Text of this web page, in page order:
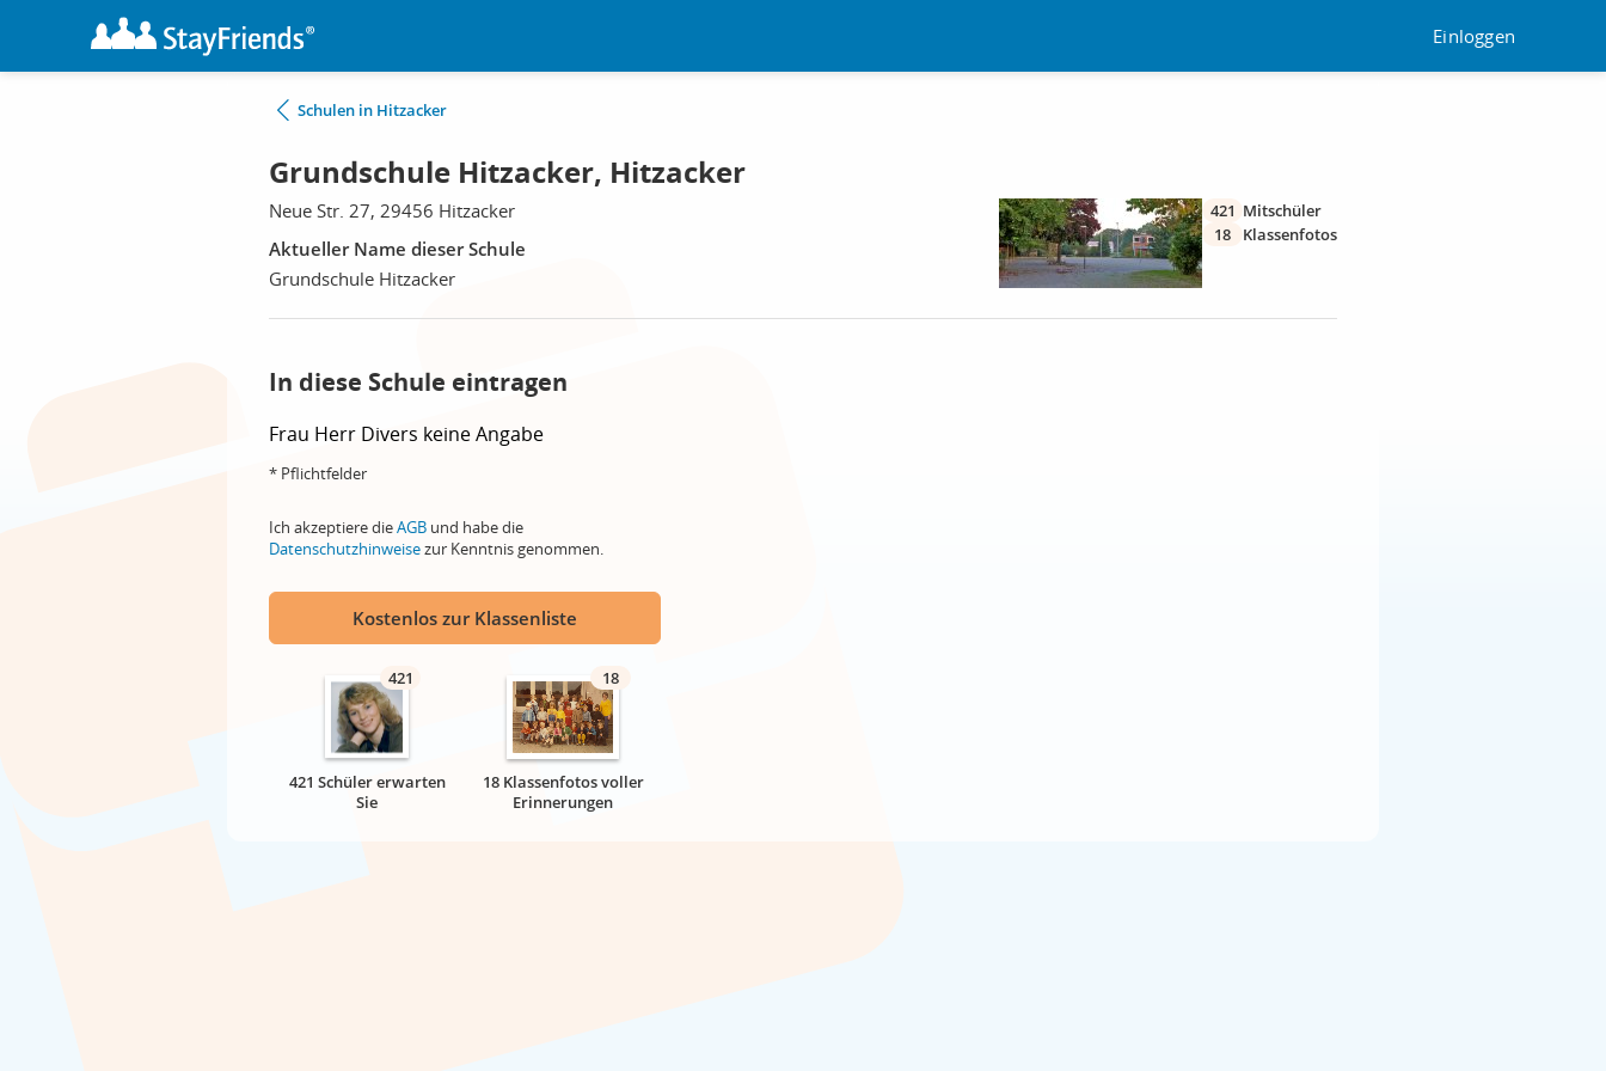
Einloggen
Schulen in Hitzacker
Grundschule Hitzacker, Hitzacker
Neue Str. 27, 29456 Hitzacker
Aktueller Name dieser Schule
Grundschule Hitzacker
421 Mitschüler
18
Klassenfotos
In diese Schule eintragen
Frau Herr Divers keine Angabe
* Pflichtfelder
Ich akzeptiere dieAGB und habe die
Datenschutzhinweisezur Kenntnis genommen.
Kostenlos zur Klassenliste
421
421 Schüler erwarten
Sie
18
18 Klassenfotos voller
Erinnerungen